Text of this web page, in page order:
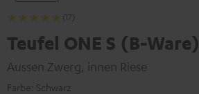
(17)
Teufel ONE S (B-Ware)
Aussen Zwerg, innen Riese
Farbe: Schwarz